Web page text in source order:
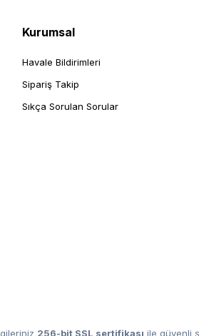
Kurumsal
Havale Bildirimleri
Sipariş Takip
Sıkça Sorulan Sorular
256-bit SSL sertifikası ile güvenli